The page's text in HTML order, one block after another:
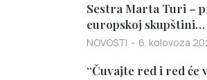
Sestra Marta Turi –
europskoj skupštini…
NOVOSTI 6. kolovoza
“Čuvajte red i red će